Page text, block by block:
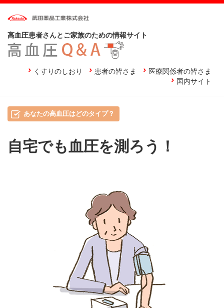
高血圧患者さんとご家族のための情報サイト
くすりのしおり 患者の皆さま
医療関係者の皆さま
国内サイト
あなたの高血圧はどのタイプ？
自宅でも血圧を測ろう！